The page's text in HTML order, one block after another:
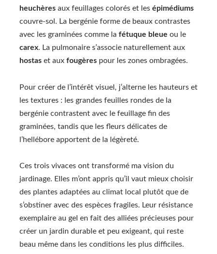
heuchères aux feuillages colorés et les épimédiums
couvre-sol. La bergénie forme de beaux contrastes
avec les graminées comme la fétuque bleue ou le
carex. La pulmonaire s’associe naturellement aux
hostas et aux fougères pour les zones ombragées.
Pour créer de l’intérêt visuel, j’alterne les hauteurs et
les textures : les grandes feuilles rondes de la
bergénie contrastent avec le feuillage fin des
graminées, tandis que les fleurs délicates de
l’hellébore apportent de la légèreté.
Ces trois vivaces ont transformé ma vision du
jardinage. Elles m’ont appris qu’il vaut mieux choisir
des plantes adaptées au climat local plutôt que de
s’obstiner avec des espèces fragiles. Leur résistance
exemplaire au gel en fait des alliées précieuses pour
créer un jardin durable et peu exigeant, qui reste
beau même dans les conditions les plus difficiles.